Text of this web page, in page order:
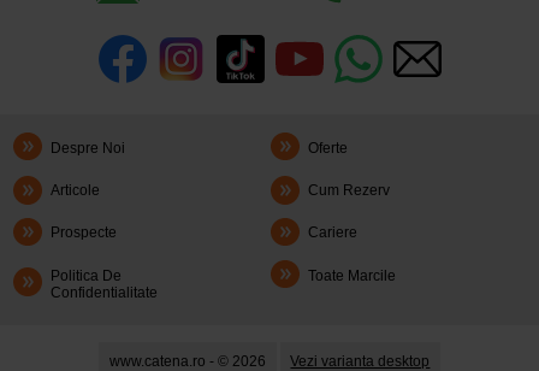
Despre Noi Oferte
Articole Cum Rezerv
Prospecte Cariere
Politica De
Confidentialitate
Toate Marcile
www.catena.ro - © 2026 Vezi varianta desktop